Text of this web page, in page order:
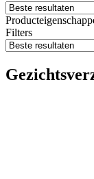
Filters